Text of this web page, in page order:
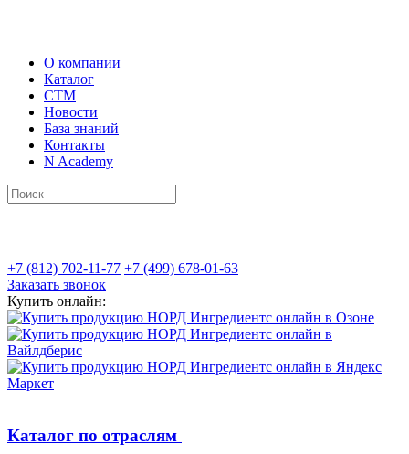
О компании
Каталог
СТМ
Новости
База знаний
Контакты
N Academy
+7 (812) 702-11-77 +7 (499) 678-01-63
Заказать звонок
Купить онлайн:
Каталог по отраслям